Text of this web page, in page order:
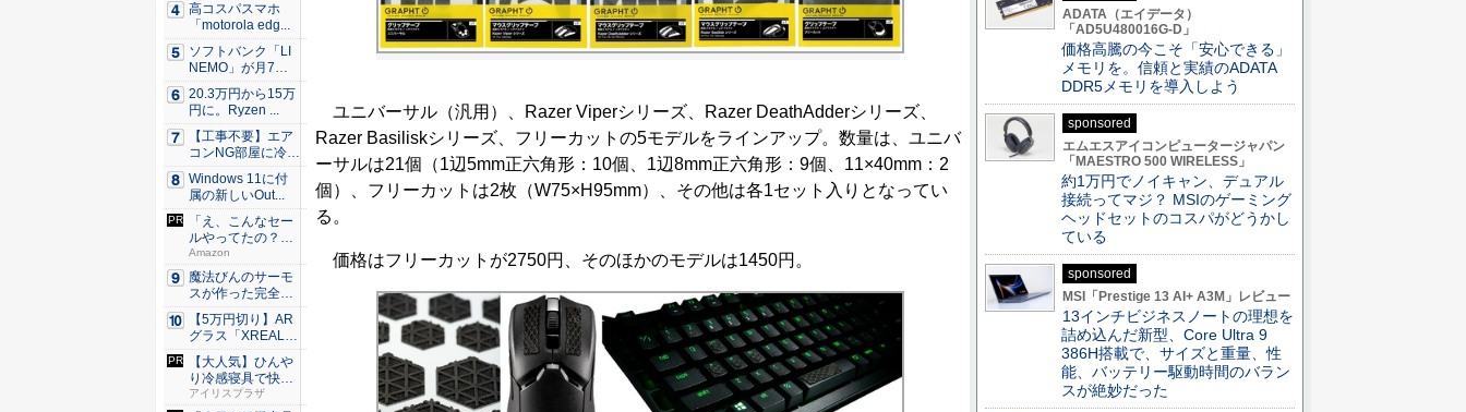
ユニバーサル（汎用）、Razer Viperシリーズ、Razer DeathAdderシリーズ、
Razer Basiliskシリーズ、フリーカットの5モデルをラインアップ。数量は、ユニバ
ーサルは21個（1辺5mm正六角形：10個、1辺8mm正六角形：9個、11×40mm：2
個）、フリーカットは2枚（W75×H95mm）、その他は各1セット入りとなってい
る。
価格はフリーカットが2750円、そのほかのモデルは1450円。
高コスパスマホ
「motorola edg...
ソフトバンク「LI
NEMO」が月7日
間、...
20.3万円から15万
円に。Ryzen ...
【工事不要】エア
コンNG部屋に冷房
を！ ...
Windows 11に付
属の新しいOut...
「え、こんなセー
ルやってたの？」
80％O...
Amazon
魔法びんのサーモ
スが作った完全遮
光100...
【5万円切り】AR
グラス「XREAL
x...
【大人気】ひんや
り冷感寝具で快適
な睡眠を...
アイリスプラザ
ADATA（エイデータ）
「AD5U480016G-D」
価格高騰の今こそ「安心できる」
メモリを。信頼と実績のADATA
DDR5メモリを導入しよう
sponsored
エムエスアイコンピュータージャパン
「MAESTRO 500 WIRELESS」
約1万円でノイキャン、デュアル
接続ってマジ？ MSIのゲーミング
ヘッドセットのコスパがどうかし
ている
sponsored
MSI「Prestige 13 AI+ A3M」レビュー
13インチビジネスノートの理想を
詰め込んだ新型、Core Ultra 9
386H搭載で、サイズと重量、性
能、バッテリー駆動時間のバラン
スが絶妙だった